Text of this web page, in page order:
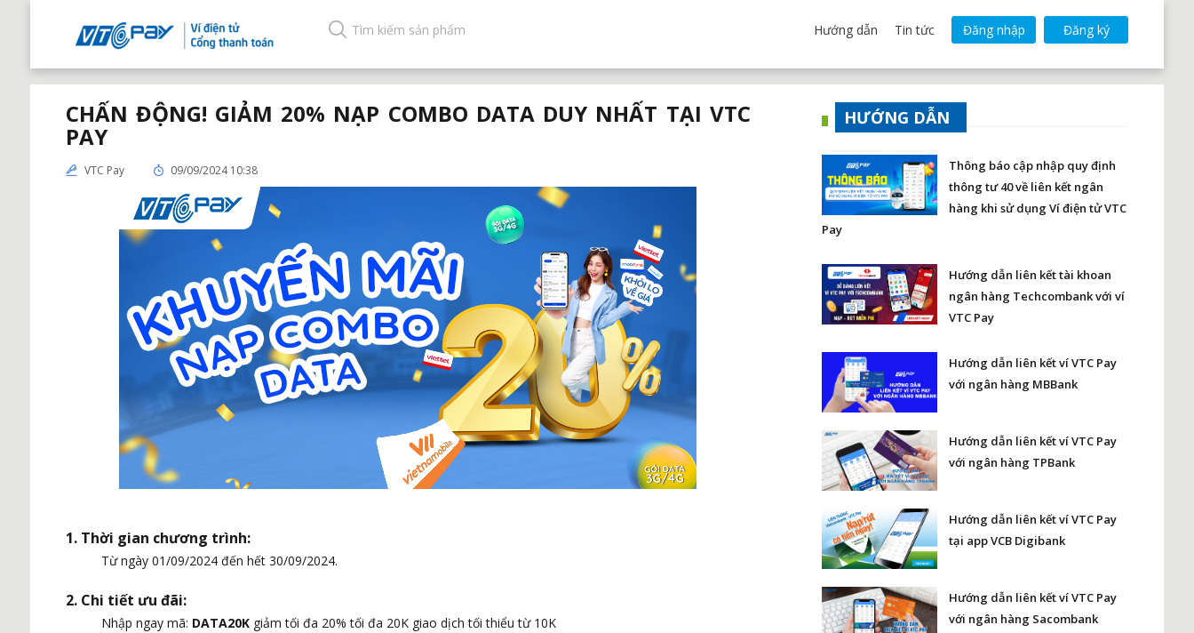
Hướng dẫn Tin tức Đăng nhập Đăng ký
CHẤN ĐỘNG! GIẢM 20% NẠP COMBO DATA DUY NHẤT TẠI VTC
PAY
VTC Pay 09/09/2024 10:38
1. Thời gian chương trình:
Từ ngày 01/09/2024 đến hết 30/09/2024.
2. Chi tiết ưu đãi:
Nhập ngay mã: DATA20Kgiảm tối đa 20% tối đa 20K giao dịch tối thiểu từ 10K
HƯỚNG DẪN
Thông báo cập nhập quy định
thông tư 40 về liên kết ngân
hàng khi sử dụng Ví điện tử VTC
Pay
Hướng dẫn liên kết tài khoan
ngân hàng Techcombank với ví
VTC Pay
Hướng dẫn liên kết ví VTC Pay
với ngân hàng MBBank
Hướng dẫn liên kết ví VTC Pay
với ngân hàng TPBank
Hướng dẫn liên kết ví VTC Pay
tại app VCB Digibank
Hướng dẫn liên kết ví VTC Pay
với ngân hàng Sacombank